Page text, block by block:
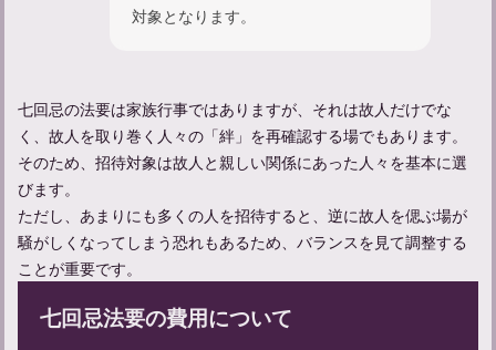
対象となります。
七回忌の法要は家族行事ではありますが、それは故人だけでな
く、故人を取り巻く人々の「絆」を再確認する場でもあります。
そのため、招待対象は故人と親しい関係にあった人々を基本に選
びます。
ただし、あまりにも多くの人を招待すると、逆に故人を偲ぶ場が
騒がしくなってしまう恐れもあるため、バランスを見て調整する
ことが重要です。
七回忌法要の費用について